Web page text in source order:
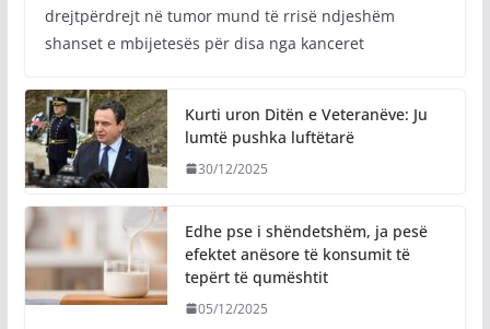
drejtpërdrejt në tumor mund të rrisë ndjeshëm
shanset e mbijetesës për disa nga kanceret
Kurti uron Ditën e Veteranëve: Ju
lumtë pushka luftëtarë
30/12/2025
Edhe pse i shëndetshëm, ja pesë
efektet anësore të konsumit të
tepërt të qumështit
05/12/2025